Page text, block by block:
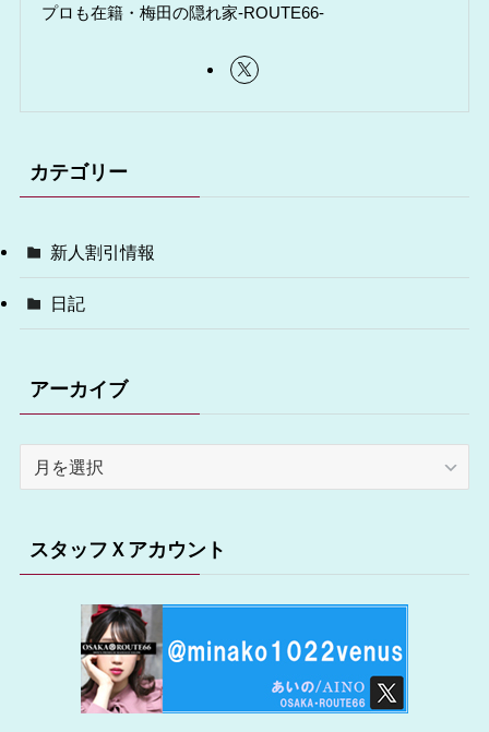
プロも在籍・梅田の隠れ家-ROUTE66-
カテゴリー
新人割引情報
日記
アーカイブ
スタッフＸアカウント